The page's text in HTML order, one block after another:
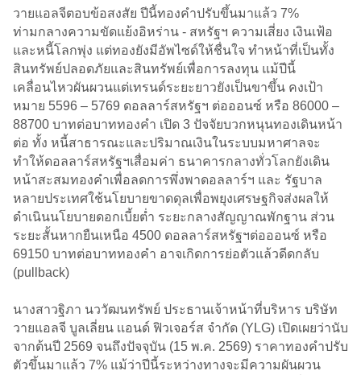
วายแอลจีตอบข้อสงสัย ปีนี้ทองคำปรับขึ้นมาแล้ว 7%
ท่ามกลางความขัดแย้งอิหร่าน - สหรัฐฯ ความเสี่ยง เงินเฟ้อ
และหนี้โลกพุ่ง แต่ทองยังมีอัพไซด์ให้ชื่นใจ ทำหน้าที่เป็นทั้ง
สินทรัพย์ปลอดภัยและสินทรัพย์เพื่อการลงทุน แม้ปีนี้
เคลื่อนไหวผันผวนแต่เทรนด์ระยะยาวยังเป็นขาขึ้น คงเป้า
หมาย 5596 – 5769 ดอลลาร์สหรัฐฯ ต่อออนซ์ หรือ 86000 –
88700 บาทต่อบาททองคำ เปิด 3 ปัจจัยบวกหนุนทองเดินหน้า
ต่อ ทั้ง หนี้สาธารณะและปริมาณเงินในระบบมหาศาลจะ
ทำให้ดอลลาร์สหรัฐฯเสื่อมค่า ธนาคารกลางทั่วโลกยังเดิน
หน้าสะสมทองคำเพื่อลดการพึ่งพาดอลลาร์ฯ และ รัฐบาล
หลายประเทศใช้นโยบายขาดดุลเพื่อพยุงเศรษฐกิจส่งผลให้
ดำเนินนโยบายดอกเบี้ยต่ำ ระยะกลางสัญญาณพักฐาน ส่วน
ระยะสั้นหากยืนเหนือ 4500 ดอลลาร์สหรัฐฯต่อออนซ์ หรือ
69150 บาทต่อบาททองคำ อาจเกิดการย่อตัวแล้วดีดกลับ
(pullback)
นางสาวฐิภา นววัฒนทรัพย์ ประธานเจ้าหน้าที่บริหาร บริษัท
วายแอลจี บูลเลี่ยน เเอนด์ ฟิวเจอร์ส จำกัด (YLG) เปิดเผยว่านับ
จากต้นปี 2569 จนถึงปัจจุบัน (15 พ.ค. 2569) ราคาทองคำปรับ
ตัวขึ้นมาแล้ว 7% แม้ว่าปีนี้ระหว่างทางจะมีความผันผวน